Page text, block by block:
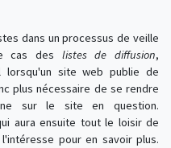
dans un processus de veille
cas des listes de diffusion,
lorsqu'un site web publie de
plus nécessaire de se rendre
sur le site en question.
aura ensuite tout le loisir de
pour en savoir plus.